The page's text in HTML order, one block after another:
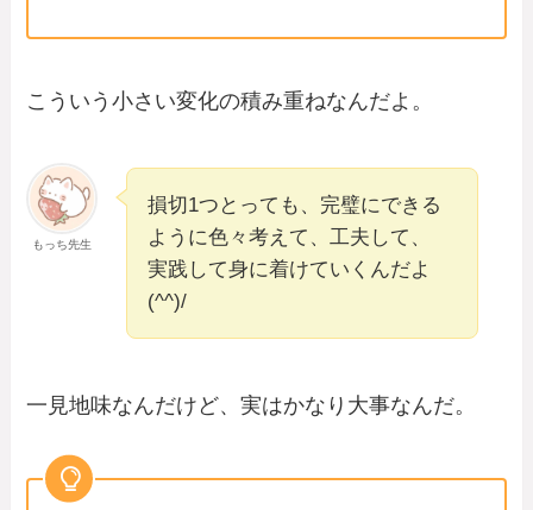
こういう小さい変化の積み重ねなんだよ。
もっち先生
損切1つとっても、完璧にできる
ように色々考えて、工夫して、
実践して身に着けていくんだよ
(^^)/
一見地味なんだけど、実はかなり大事なんだ。